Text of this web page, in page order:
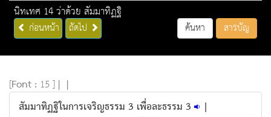
นิทเทศ 14 ว่าด้วย สัมมาทิฏฐิ
ก่อนหน้า ถัดไป ค้นหา สารบัญ
[Font : 15 ] | |
สัมมาทิฏฐิในการเจริญธรรม 3 เพื่อละธรรม 3 |